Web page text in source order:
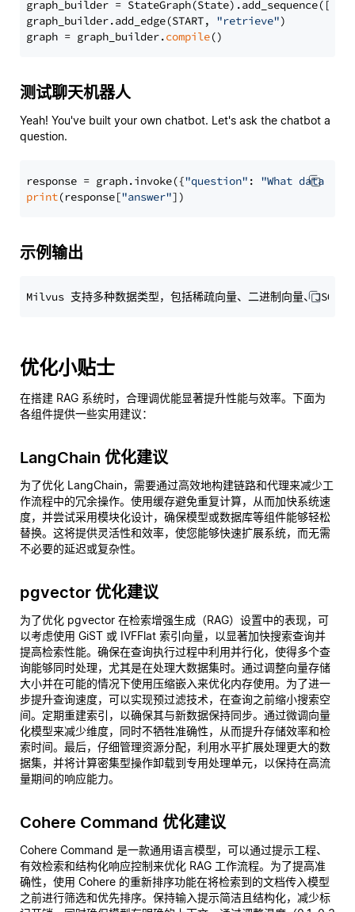
graph_builder =
graph_builder.add_edge(START, "retrieve")
graph = graph_builder.compile
测试聊天机器人
Yeah! You've built your own chatbot. Let's ask the chatbot a
question.
response = graph.invoke({"question" : "What data
print(response["answer"
示例输出
优化小贴士
在搭建 RAG 系统时，合理调优能显著提升性能与效率。下面为
各组件提供一些实用建议：
LangChain 优化建议
为了优化 LangChain，需要通过高效地构建链路和代理来减少工
作流程中的冗余操作。使用缓存避免重复计算，从而加快系统速
度，并尝试采用模块化设计，确保模型或数据库等组件能够轻松
替换。这将提供灵活性和效率，使您能够快速扩展系统，而无需
不必要的延迟或复杂性。
pgvector 优化建议
为了优化 pgvector 在检索增强生成（RAG）设置中的表现，可
以考虑使用 GiST 或 IVFFlat 索引向量，以显著加快搜索查询并
提高检索性能。确保在查询执行过程中利用并行化，使得多个查
询能够同时处理，尤其是在处理大数据集时。通过调整向量存储
大小并在可能的情况下使用压缩嵌入来优化内存使用。为了进一
步提升查询速度，可以实现预过滤技术，在查询之前缩小搜索空
间。定期重建索引，以确保其与新数据保持同步。通过微调向量
化模型来减少维度，同时不牺牲准确性，从而提升存储效率和检
索时间。最后，仔细管理资源分配，利用水平扩展处理更大的数
据集，并将计算密集型操作卸载到专用处理单元，以保持在高流
量期间的响应能力。
Cohere Command 优化建议
Cohere Command 是一款通用语言模型，可以通过提示工程、
有效检索和结构化响应控制来优化 RAG 工作流程。为了提高准
确性，使用 Cohere 的重新排序功能在将检索到的文档传入模型
之前进行筛选和优先排序。保持输入提示简洁且结构化，减少标